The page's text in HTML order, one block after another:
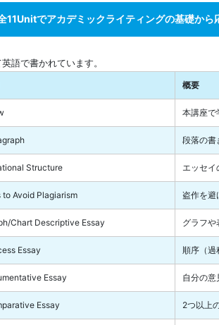
11Unitでアカデミックライティングの基礎から
語で書かれています。
概要
本講座で
段落の書
Structure エッセイ
to Avoid Plagiarism 盗作を避
Chart Descriptive Essay グラフや
Essay 順序（過
Essay 自分の意
Essay 2つ以上